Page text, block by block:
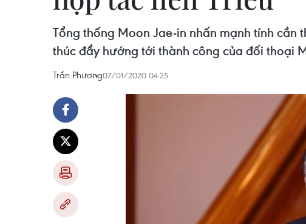
Tổng thống Moon Jae-in nhấn mạnh tính
thúc đẩy hướng tới thành công của đối thoại
Trần Phương07/01/2020 04:25